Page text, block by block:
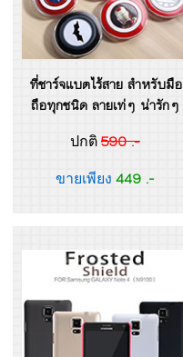
ที่ชาร์จแบตไร้สาย สำหรับมือ
ถือทุกชนิด ลายเท่ๆ น่ารักๆ
ปกติ 590 .-
ขายเพียง 449 .-